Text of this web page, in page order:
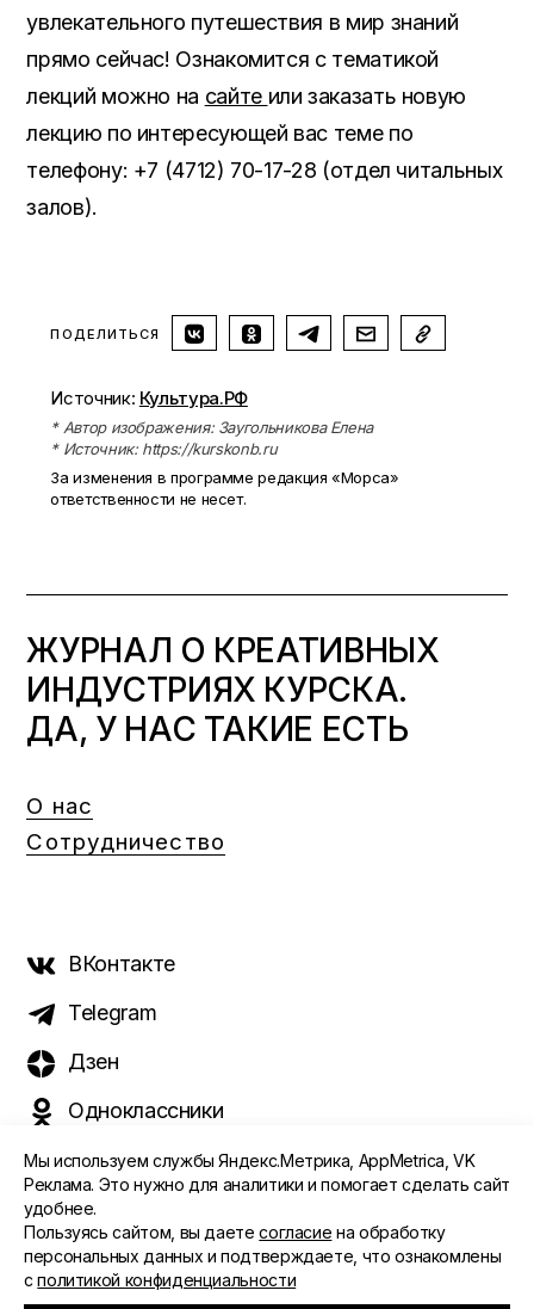
увлекательного путешествия в мир знаний
прямо сейчас! Ознакомится с тематикой
лекций можно на сайте или заказать новую
лекцию по интересующей вас теме по
телефону: +7 (4712) 70-17-28 (отдел читальных
залов).
ПОДЕЛИТЬСЯ
Источник: Культура.РФ
* Автор изображения: Заугольникова Елена
* Источник: https://kurskonb.ru
За изменения в программе редакция «Морса»
ответственности не несет.
ЖУРНАЛ О КРЕАТИВНЫХ
ИНДУСТРИЯХ КУРСКА.
ДА, У НАС ТАКИЕ ЕСТЬ
О нас
Сотрудничество
ВКонтакте
Telegram
Дзен
Одноклассники
©️ 2015 - 2026 Интернет-журнал «Морс». Все права
защищены
ПОЛИТИКА ОБРАБОТКИ ПЕРСОНАЛЬНЫХ ДАННЫХ
Мы используем службы Яндекс.Метрика, AppMetrica, VK
Реклама. Это нужно для аналитики и помогает сделать сайт
удобнее.
Пользуясь сайтом, вы даетесогласие на обработку
персональных данных и подтверждаете, что ознакомлены
сполитикой конфиденциальности